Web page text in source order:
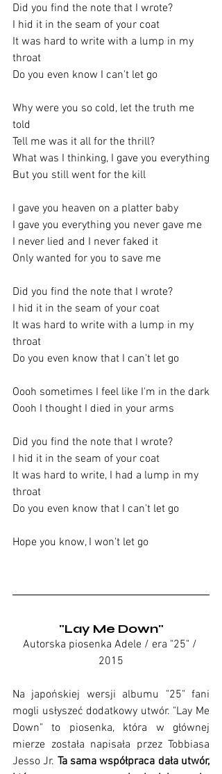
Did you find the note that I wrote?
I hid it in the seam of your coat
It was hard to write with a lump in my
throat
Do you even know I can't let go
Why were you so cold, let the truth me
told
Tell me was it all for the thrill?
What was I thinking, I gave you everything
But you still went for the kill
I gave you heaven on a platter baby
I gave you everything you never gave me
I never lied and I never faked it
Only wanted for you to save me
Did you find the note that I wrote?
I hid it in the seam of your coat
It was hard to write with a lump in my
throat
Do you even know that I can't let go
Oooh sometimes I feel like I'm in the dark
Oooh I thought I died in your arms
Did you find the note that I wrote?
I hid it in the seam of your coat
It was hard to write, I had a lump in my
throat
Do you even know that I can't let go
Hope you know, I won't let go
"Lay Me Down"
Autorska piosenka Adele / era "25" /
2015
Na japońskiej wersji albumu "25" fani
mogli usłyszeć dodatkowy utwór. "Lay Me
Down" to piosenka, która w głównej
mierze została napisała przez Tobbiasa
Jesso Jr. Ta sama współpraca dała utwór,